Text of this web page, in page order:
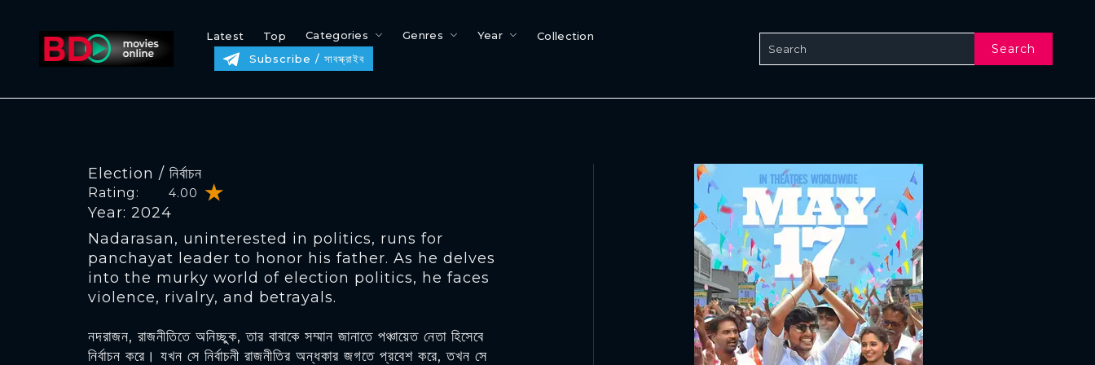
Latest Top Categories Genres Year
Collection
Subscribe / সাবস্ক্রাইব
Search
Election / নির্বাচন
Rating: 4.00
Year: 2024
Nadarasan, uninterested in politics, runs for
panchayat leader to honor his father. As he delves
into the murky world of election politics, he faces
violence, rivalry, and betrayals.
নদরাজন, রাজনীতিতে অনিচ্ছুক, তার বাবাকে সম্মান জানাতে পঞ্চায়েত নেতা হিসেবে
নির্বাচন করে। যখন সে নির্বাচনী রাজনীতির অন্ধকার জগতে প্রবেশ করে, তখন সে